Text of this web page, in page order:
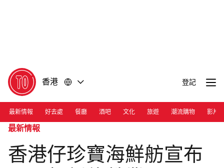
香港 登記
最新情報 好去處 餐廳 酒吧 文化 旅遊 潮流購物 影片
最新情報
香港仔珍寶海鮮舫宣布